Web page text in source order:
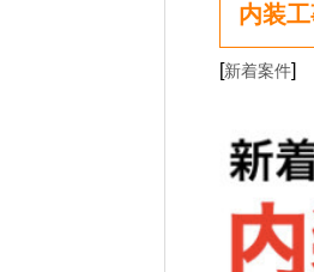
内装
[新着案件]